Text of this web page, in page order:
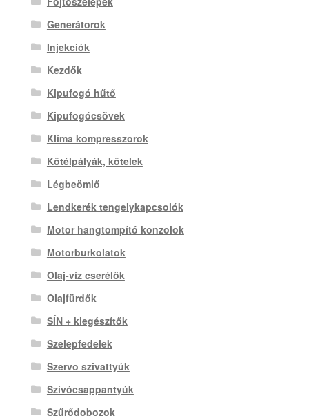
Generátorok
Injekciók
Kezdők
Kipufogó hűtő
Kipufogócsövek
Klíma kompresszorok
Kötélpályák, kötelek
Légbeömlő
Lendkerék tengelykapcsolók
Motor hangtompító konzolok
Motorburkolatok
Olaj-víz cserélők
Olajfürdők
SÍN + kiegészítők
Szelepfedelek
Szervo szivattyúk
Szívócsappantyúk
Szűrődobozok